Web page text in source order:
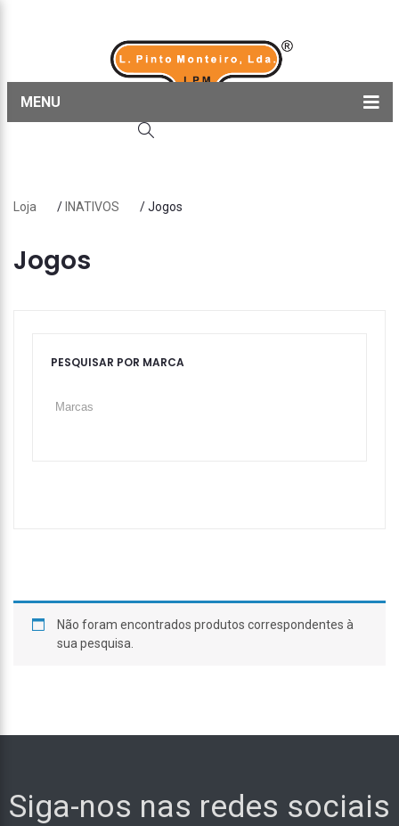
MENU
Sobre nós
Loja / INATIVOS / Jogos
Jogos
PESQUISAR POR MARCA
Não foram encontrados produtos correspondentes à
sua pesquisa.
Siga-nos nas redes sociais